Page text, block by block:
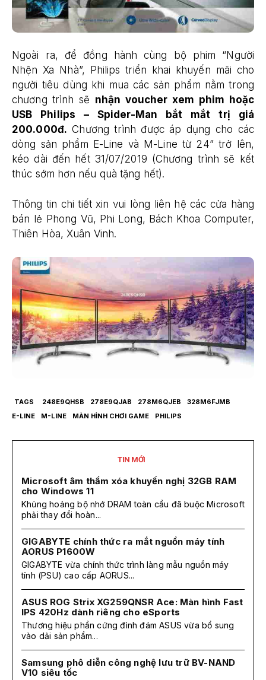
Ngoài ra, để đồng hành cùng bộ phim “Người
Nhện Xa Nhà”, Philips triển khai khuyến mãi cho
người tiêu dùng khi mua các sản phẩm nằm trong
chương trình sẽ nhận voucher xem phim hoặc
USB Philips – Spider-Man bắt mắt trị giá
200.000đ. Chương trình được áp dụng cho các
dòng sản phẩm E-Line và M-Line từ 24” trở lên,
kéo dài đến hết 31/07/2019 (Chương trình sẽ kết
thúc sớm hơn nếu quà tặng hết).
Thông tin chi tiết xin vui lòng liên hệ các cửa hàng
bán lẻ Phong Vũ, Phi Long, Bách Khoa Computer,
Thiên Hòa, Xuân Vinh.
TAGS 248E9QHSB 278E9QJAB 278M6QJEB
328M6FJMB
E-LINE
M-LINE MÀN HÌNH CHƠI GAME PHILIPS
TIN MỚI
Microsoft âm thầm xóa khuyến nghị 32GB RAM
cho Windows 11
Khủng hoảng bộ nhớ DRAM toàn cầu đã buộc Microsoft
phải thay đổi hoàn...
GIGABYTE chính thức ra mắt nguồn máy tính
AORUS P1600W
GIGABYTE vừa chính thức trình làng mẫu nguồn máy
tính (PSU) cao cấp AORUS...
ASUS ROG Strix XG259QNSR Ace: Màn hình Fast
IPS 420Hz dành riêng cho eSports
Thương hiệu phần cứng đình đám ASUS vừa bổ sung
vào dải sản phẩm...
Samsung phô diễn công nghệ lưu trữ BV-NAND
V10 siêu tốc